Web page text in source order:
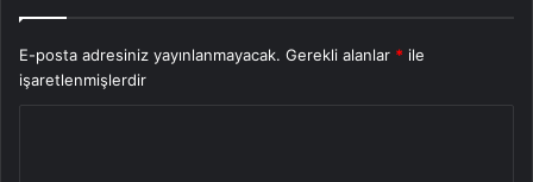
E-posta adresiniz yayınlanmayacak. Gerekli alanlar * ile
işaretlenmişlerdir